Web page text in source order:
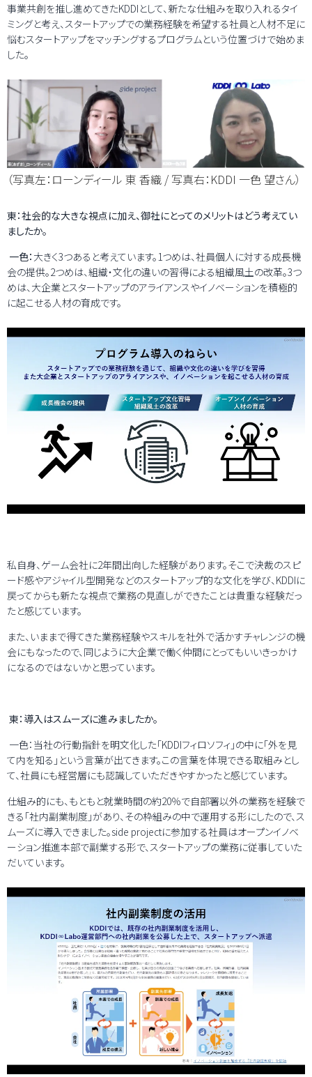
事業共創を推し進めてきたKDDIとして、新たな仕組みを取り入れるタイ
ミングと考え、スタートアップでの業務経験を希望する社員と人材不足に
悩むスタートアップをマッチングするプログラムという位置づけで始めま
した。
（写真左：ローンディール 東 香織 / 写真右：KDDI 一色 望さん）
東：社会的な大きな視点に加え、御社にとってのメリットはどう考えてい
ましたか。
一色： 大きく3つあると考えています。1つめは、社員個人に対する成長機
会の提供。2つめは、組織・文化の違いの習得による組織風土の改革。3つ
めは、大企業とスタートアップのアライアンスやイノベーションを積極的
に起こせる人材の育成です。
私自身、ゲーム会社に2年間出向した経験があります。そこで決裁のスピ
ード感やアジャイル型開発などのスタートアップ的な文化を学び、KDDIに
戻ってからも新たな視点で業務の見直しができたことは貴重な経験だっ
たと感じています。
また、いままで得てきた業務経験やスキルを社外で活かすチャレンジの機
会にもなったので、同じように大企業で働く仲間にとってもいいきっかけ
になるのではないかと思っています。
東：導入はスムーズに進みましたか。
一色：当社の行動指針を明文化した「KDDIフィロソフィ」の中に「外を見
て内を知る」という言葉が出てきます。この言葉を体現できる取組みとし
て、社員にも経営層にも認識していただきやすかったと感じています。
仕組み的にも、もともと就業時間の約20％で自部署以外の業務を経験で
きる「社内副業制度」があり、その枠組みの中で運用する形にしたので、ス
ムーズに導入できました。side projectに参加する社員はオープンイノベ
ーション推進本部で副業する形で、スタートアップの業務に従事していた
だいています。